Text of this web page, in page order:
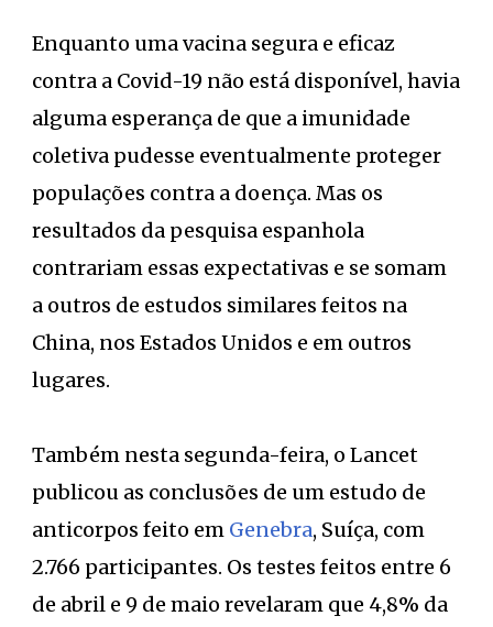
Enquanto uma vacina segura e eficaz
contra a Covid-19 não está disponível, havia
alguma esperança de que a imunidade
coletiva pudesse eventualmente proteger
populações contra a doença. Mas os
resultados da pesquisa espanhola
contrariam essas expectativas e se somam
a outros de estudos similares feitos na
China, nos Estados Unidos e em outros
lugares.
Também nesta segunda-feira, o Lancet
publicou as conclusões de um estudo de
anticorpos feito em Genebra, Suíça, com
2.766 participantes. Os testes feitos entre 6
de abril e 9 de maio revelaram que 4,8% da